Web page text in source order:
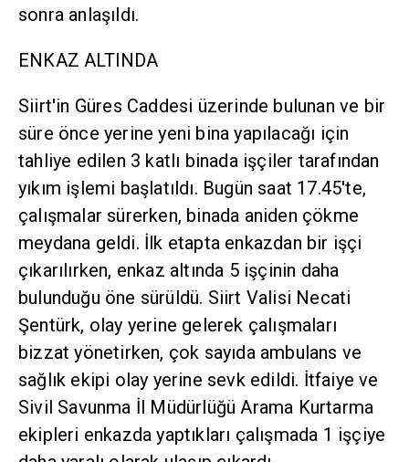
sonra anlaşıldı.
ENKAZ ALTINDA
Siirt'in Güres Caddesi üzerinde bulunan ve bir
süre önce yerine yeni bina yapılacağı için
tahliye edilen 3 katlı binada işçiler tarafından
yıkım işlemi başlatıldı. Bugün saat 17.45'te,
çalışmalar sürerken, binada aniden çökme
meydana geldi. İlk etapta enkazdan bir işçi
çıkarılırken, enkaz altında 5 işçinin daha
bulunduğu öne sürüldü. Siirt Valisi Necati
Şentürk, olay yerine gelerek çalışmaları
bizzat yönetirken, çok sayıda ambulans ve
sağlık ekipi olay yerine sevk edildi. İtfaiye ve
Sivil Savunma İl Müdürlüğü Arama Kurtarma
ekipleri enkazda yaptıkları çalışmada 1 işçiye